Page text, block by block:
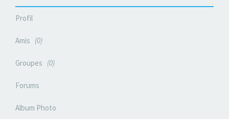
Profil
Amis 0
Groupes 0
Forums
Album Photo